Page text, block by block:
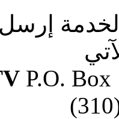
P.O. Box